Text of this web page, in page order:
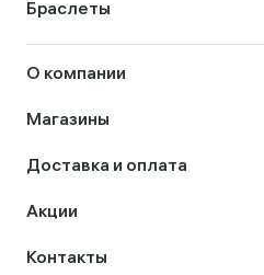
Браслеты
О компании
Магазины
Доставка и оплата
Акции
Контакты